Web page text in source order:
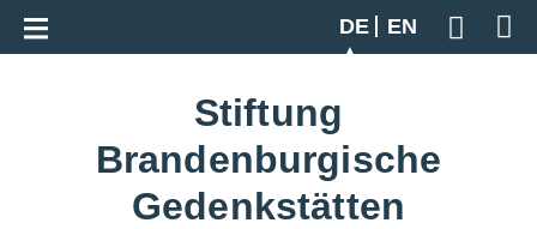
DE
EN
Geben
Zur Gesamtübersicht
Stiftung
Brandenburgische
Gedenkstätten